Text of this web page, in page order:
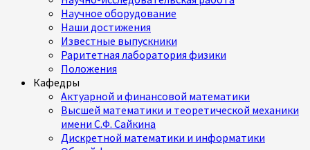
Научное оборудование
Наши достижения
Известные выпускники
Раритетная лаборатория физики
Положения
Кафедры
Актуарной и финансовой математики
Высшей математики и теоретической механики
имени С.Ф. Сайкина
Дискретной математики и информатики